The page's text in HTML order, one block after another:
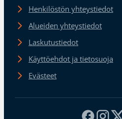
Henkilöstön yhteystiedot
Alueiden yhteystiedot
Laskutustiedot
Käyttöehdot ja tietosuoja
Evästeet